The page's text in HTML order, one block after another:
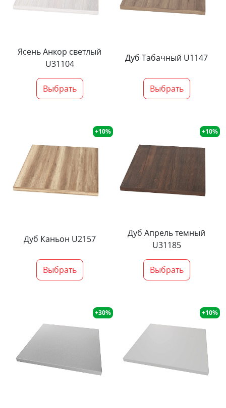
Ясень Анкор светлый
U31104
Выбрать
Дуб Табачный U1147
Выбрать
+10%
Дуб Каньон U2157
Выбрать
+10%
Дуб Апрель темный
U31185
Выбрать
+30% +10%